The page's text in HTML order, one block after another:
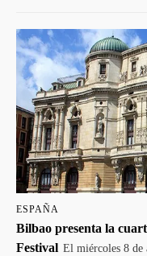
ESPAÑA
Bilbao presenta la
Festival El miércoles 8 de